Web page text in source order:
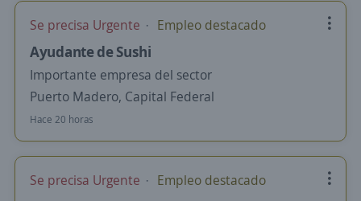
Se precisa Urgente Empleo destacado
Ayudante de Sushi
Importante empresa del sector
Puerto Madero, Capital Federal
Hace 20 horas
Se precisa Urgente Empleo destacado